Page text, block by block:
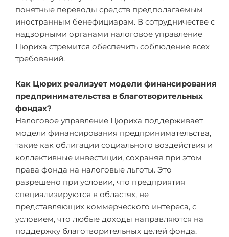
понятные переводы средств предполагаемым
иностранным бенефициарам. В сотрудничестве с
надзорными органами налоговое управление
Цюриха стремится обеспечить соблюдение всех
требований.
Как Цюрих реализует модели финансирования
предпринимательства в благотворительных
фондах?
Налоговое управление Цюриха поддерживает
модели финансирования предпринимательства,
такие как облигации социального воздействия и
коллективные инвестиции, сохраняя при этом
права фонда на налоговые льготы. Это
разрешено при условии, что предприятия
специализируются в областях, не
представляющих коммерческого интереса, с
условием, что любые доходы направляются на
поддержку благотворительных целей фонда.